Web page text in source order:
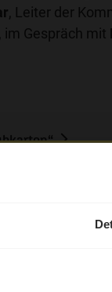
, Leiter der
im Gespräch mit
Hörerinnen
...